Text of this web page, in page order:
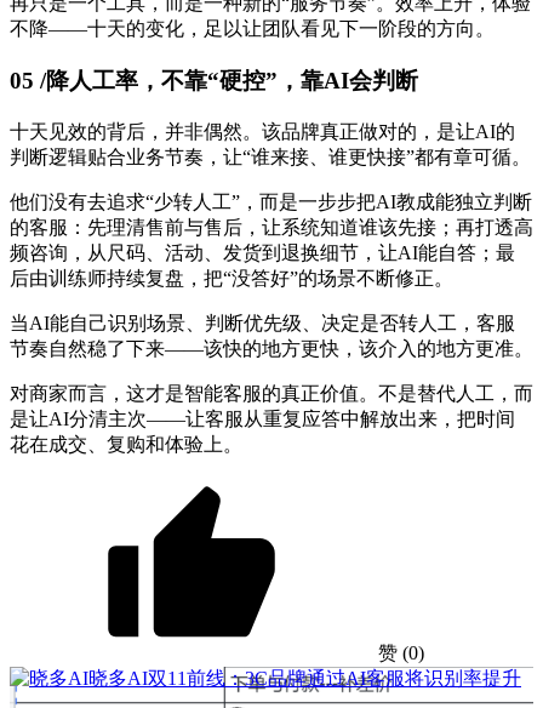
不降——十天的变化，足以让团队看见下一阶段的方向。
05 /降人工率，不靠“硬控”，靠AI会判断
十天见效的背后，并非偶然。该品牌真正做对的，是让AI的
判断逻辑贴合业务节奏，让“谁来接、谁更快接”都有章可循。
他们没有去追求“少转人工”，而是一步步把AI教成能独立判断
的客服：先理清售前与售后，让系统知道谁该先接；再打透高
频咨询，从尺码、活动、发货到退换细节，让AI能自答；最
后由训练师持续复盘，把“没答好”的场景不断修正。
当AI能自己识别场景、判断优先级、决定是否转人工，客服
节奏自然稳了下来——该快的地方更快，该介入的地方更准。
对商家而言，这才是智能客服的真正价值。不是替代人工，而
是让AI分清主次——让客服从重复应答中解放出来，把时间
花在成交、复购和体验上。
赞 (0)
晓多AI双11前线：3C品牌通过AI客服将识别率提升